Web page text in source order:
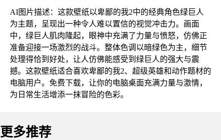
AI图片描述：这款壁纸以卑鄙的我2中的经典角色绿巨人
为主题，呈现出一种令人难以置信的视觉冲击力。画面
中，绿巨人肌肉隆起，眼神中充满了力量与愤怒，仿佛正
准备迎接一场激烈的战斗。整体色调以暗绿色为主，细节
处理得恰到好处，让人仿佛能感受到绿巨人的强大与震
撼。这款壁纸适合喜欢卑鄙的我2、超级英雄和动作题材的
电脑用户。免费下载，让你的电脑桌面充满力量与激情，
为日常生活增添一抹冒险的色彩。
更多推荐